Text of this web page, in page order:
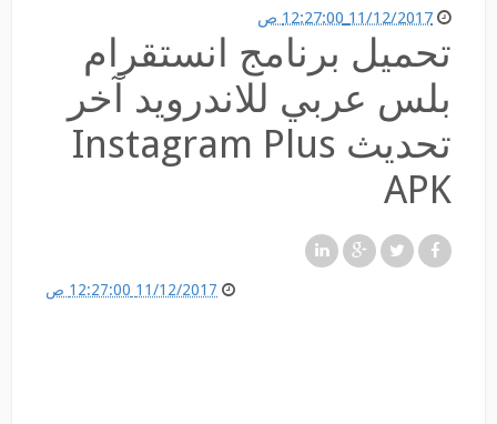
11/12/2017 12:27:00 ص
تحميل برنامج انستقرام
بلس عربي للاندرويد آخر
تحديث Instagram Plus
APK
11/12/2017 12:27:00 ص